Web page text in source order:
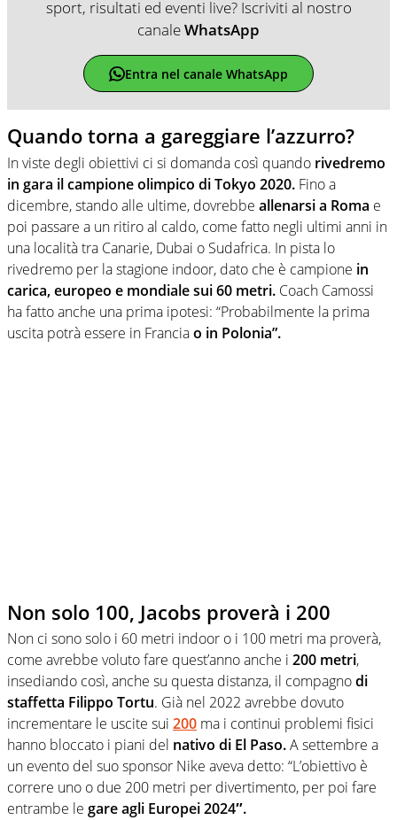
sport, risultati ed eventi live? Iscriviti al nostro
canaleWhatsApp
Entra nel canale WhatsApp
Quando torna a gareggiare l’azzurro?
In viste degli obiettivi ci si domanda così quando rivedremo
in gara il campione olimpico di Tokyo 2020. Fino a
dicembre, stando alle ultime, dovrebbe allenarsi a Roma e
poi passare a un ritiro al caldo, come fatto negli ultimi anni in
una località tra Canarie, Dubai o Sudafrica. In pista lo
rivedremo per la stagione indoor, dato che è campione in
carica, europeo e mondiale sui 60 metri. Coach Camossi
ha fatto anche una prima ipotesi: “Probabilmente la prima
uscita potrà essere in Franciao in Polonia”.
Non solo 100, Jacobs proverà i 200
Non ci sono solo i 60 metri indoor o i 100 metri ma proverà,
come avrebbe voluto fare quest’anno anche i 200 metri,
insediando così, anche su questa distanza, il compagnodi
staffetta Filippo Tortu. Già nel 2022 avrebbe dovuto
incrementare le uscite sui 200 ma i continui problemi fisici
hanno bloccato i piani del nativo di El Paso.A settembre a
un evento del suo sponsor Nike aveva detto: “L’obiettivo è
correre uno o due 200 metri per divertimento, per poi fare
entrambe le gare agli Europei 2024″.